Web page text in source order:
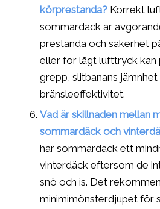
körprestanda?Korrekt
sommardäck är
prestanda och säkerhet
eller för lågt lufttryck kan
grepp, slitbanans jämnhet
bränsleeffektivitet.
Vad är skillnaden mellan
sommardäck och
har sommardäck ett
vinterdäck eftersom de
snö och is. Det
minimimönsterdjupet för